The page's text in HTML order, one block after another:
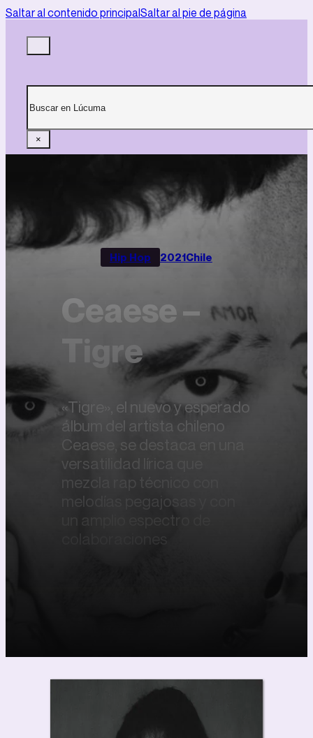
Saltar al contenido principalSaltar al pie de página
×
Hip Hop 2021Chile
Ceaese –
Tigre
«Tigre», el nuevo y esperado
álbum del artista chileno
Ceaese, se destaca en una
versatilidad lírica que
mezcla rap técnico con
melodías pegajosas y con
un amplio espectro de